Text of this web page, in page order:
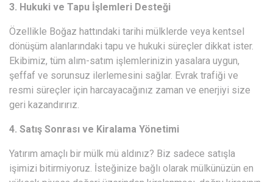
3. Hukuki ve Tapu İşlemleri Desteği
Özellikle Boğaz hattındaki tarihi mülklerde veya kentsel
dönüşüm alanlarındaki tapu ve hukuki süreçler dikkat ister.
Ekibimiz, tüm alım-satım işlemlerinizin yasalara uygun,
şeffaf ve sorunsuz ilerlemesini sağlar. Evrak trafiği ve
resmi süreçler için harcayacağınız zaman ve enerjiyi size
geri kazandırırız.
4. Satış Sonrası ve Kiralama Yönetimi
Yatırım amaçlı bir mülk mü aldınız? Biz sadece satışla
işimizi bitirmiyoruz. İsteğinize bağlı olarak mülkünüzün en